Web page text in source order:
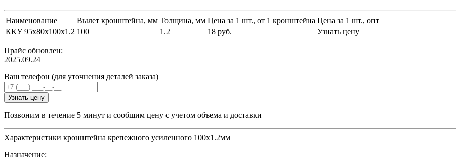
Наименование Вылет кронштейна, мм Толщина, мм Цена за 1 шт., от 1 кронштейна Цена за 1 шт., опт
ККУ 95х80х100х1.2 100 1.2 18 руб. Узнать цену
Прайс обновлен:
2025.09.24
Ваш телефон (для уточнения деталей заказа)
Узнать цену
Позвоним в течение 5 минут и сообщим цену с учетом объема и доставки
Характеристики кронштейна крепежного усиленного 100х1.2мм
Назначение: